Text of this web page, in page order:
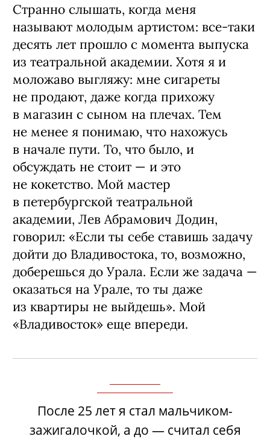
Странно слышать, когда меня
называют молодым артистом: все-таки
десять лет прошло с момента выпуска
из театральной академии. Хотя я и
моложаво выгляжу: мне сигареты
не продают, даже когда прихожу
в магазин с сыном на плечах. Тем
не менее я понимаю, что нахожусь
в начале пути. То, что было, и
обсуждать не стоит — и это
не кокетство. Мой мастер
в петербургской театральной
академии, Лев Абрамович Додин,
говорил: «Если ты себе ставишь задачу
дойти до Владивостока, то, возможно,
доберешься до Урала. Если же задача —
оказаться на Урале, то ты даже
из квартиры не выйдешь». Мой
«Владивосток» еще впереди.
После 25 лет я стал мальчиком-
зажигалочкой, а до — считал себя